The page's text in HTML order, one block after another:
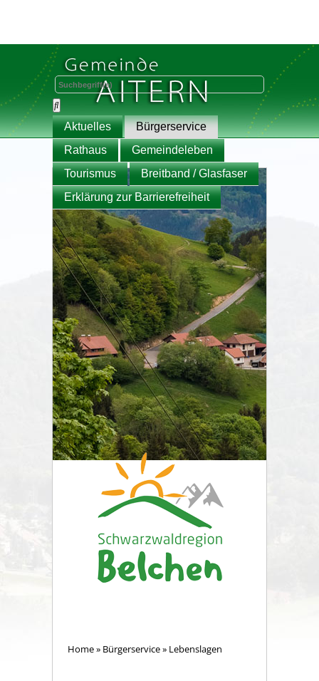
Aktuelles
Bürgerservice
Rathaus
Gemeindeleben
Tourismus
Breitband / Glasfaser
Erklärung zur Barrierefreiheit
Home» Bürgerservice» Lebenslagen